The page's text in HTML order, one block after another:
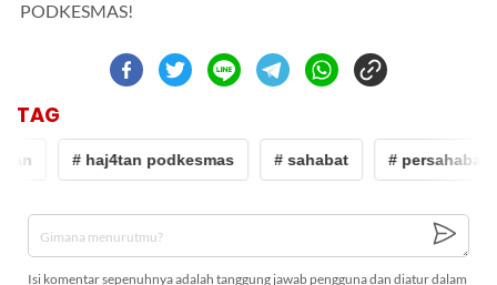
PODKESMAS!
TAG
# haj4tan podkesmas # sahabat # persahabatan
Isi komentar sepenuhnya adalah tanggung jawab pengguna dan diatur dalam